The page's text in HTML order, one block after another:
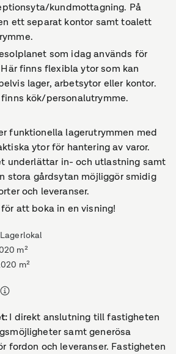
kundmottagning. På
ett separat kontor samt toalett
som idag används för
finns flexibla ytor som kan
lager, arbetsytor eller kontor.
kök/personalutrymme.
funktionella lagerutrymmen med
ytor för hantering av varor.
underlättar in- och utlastning samt
stora gårdsytan möjliggör smidig
och leveranser.
att boka in en visning!
m²
m²
:I direkt anslutning till fastigheten
samt generösa
fordon och leveranser. Fastigheten